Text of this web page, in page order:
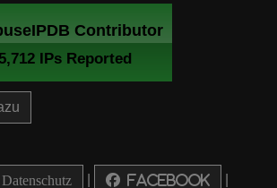
Facebook